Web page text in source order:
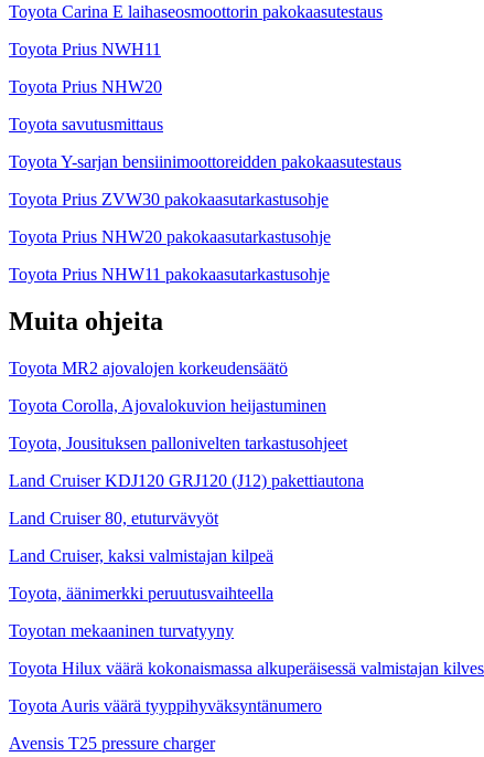
Toyota Carina E laihaseosmoottorin pakokaasutestaus
Toyota Prius NWH11
Toyota Prius NHW20
Toyota savutusmittaus
Toyota Y-sarjan bensiinimoottoreidden pakokaasutestaus
Toyota Prius ZVW30 pakokaasutarkastusohje
Toyota Prius NHW20 pakokaasutarkastusohje
Toyota Prius NHW11 pakokaasutarkastusohje
Muita ohjeita
Toyota MR2 ajovalojen korkeudensäätö
Toyota Corolla, Ajovalokuvion heijastuminen
Toyota, Jousituksen pallonivelten tarkastusohjeet
Land Cruiser KDJ120 GRJ120 (J12) pakettiautona
Land Cruiser 80, etuturvävyöt
Land Cruiser, kaksi valmistajan kilpeä
Toyota, äänimerkki peruutusvaihteella
Toyotan mekaaninen turvatyyny
Toyota Hilux väärä kokonaismassa alkuperäisessä valmistajan
Toyota Auris väärä tyyppihyväksyntänumero
Avensis T25 pressure charger